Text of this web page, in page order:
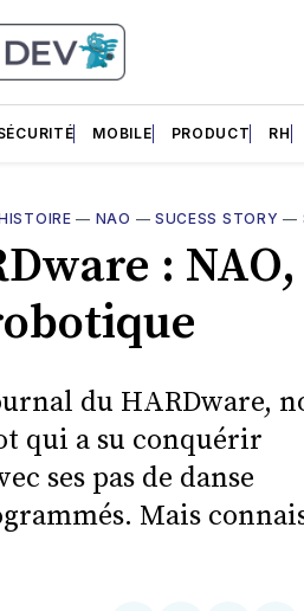
MOBILE PRODUCT RH
— NAO — SUCESS STORY —
:
du HARDware,
qui a su conquérir
ses pas de danse
Mais